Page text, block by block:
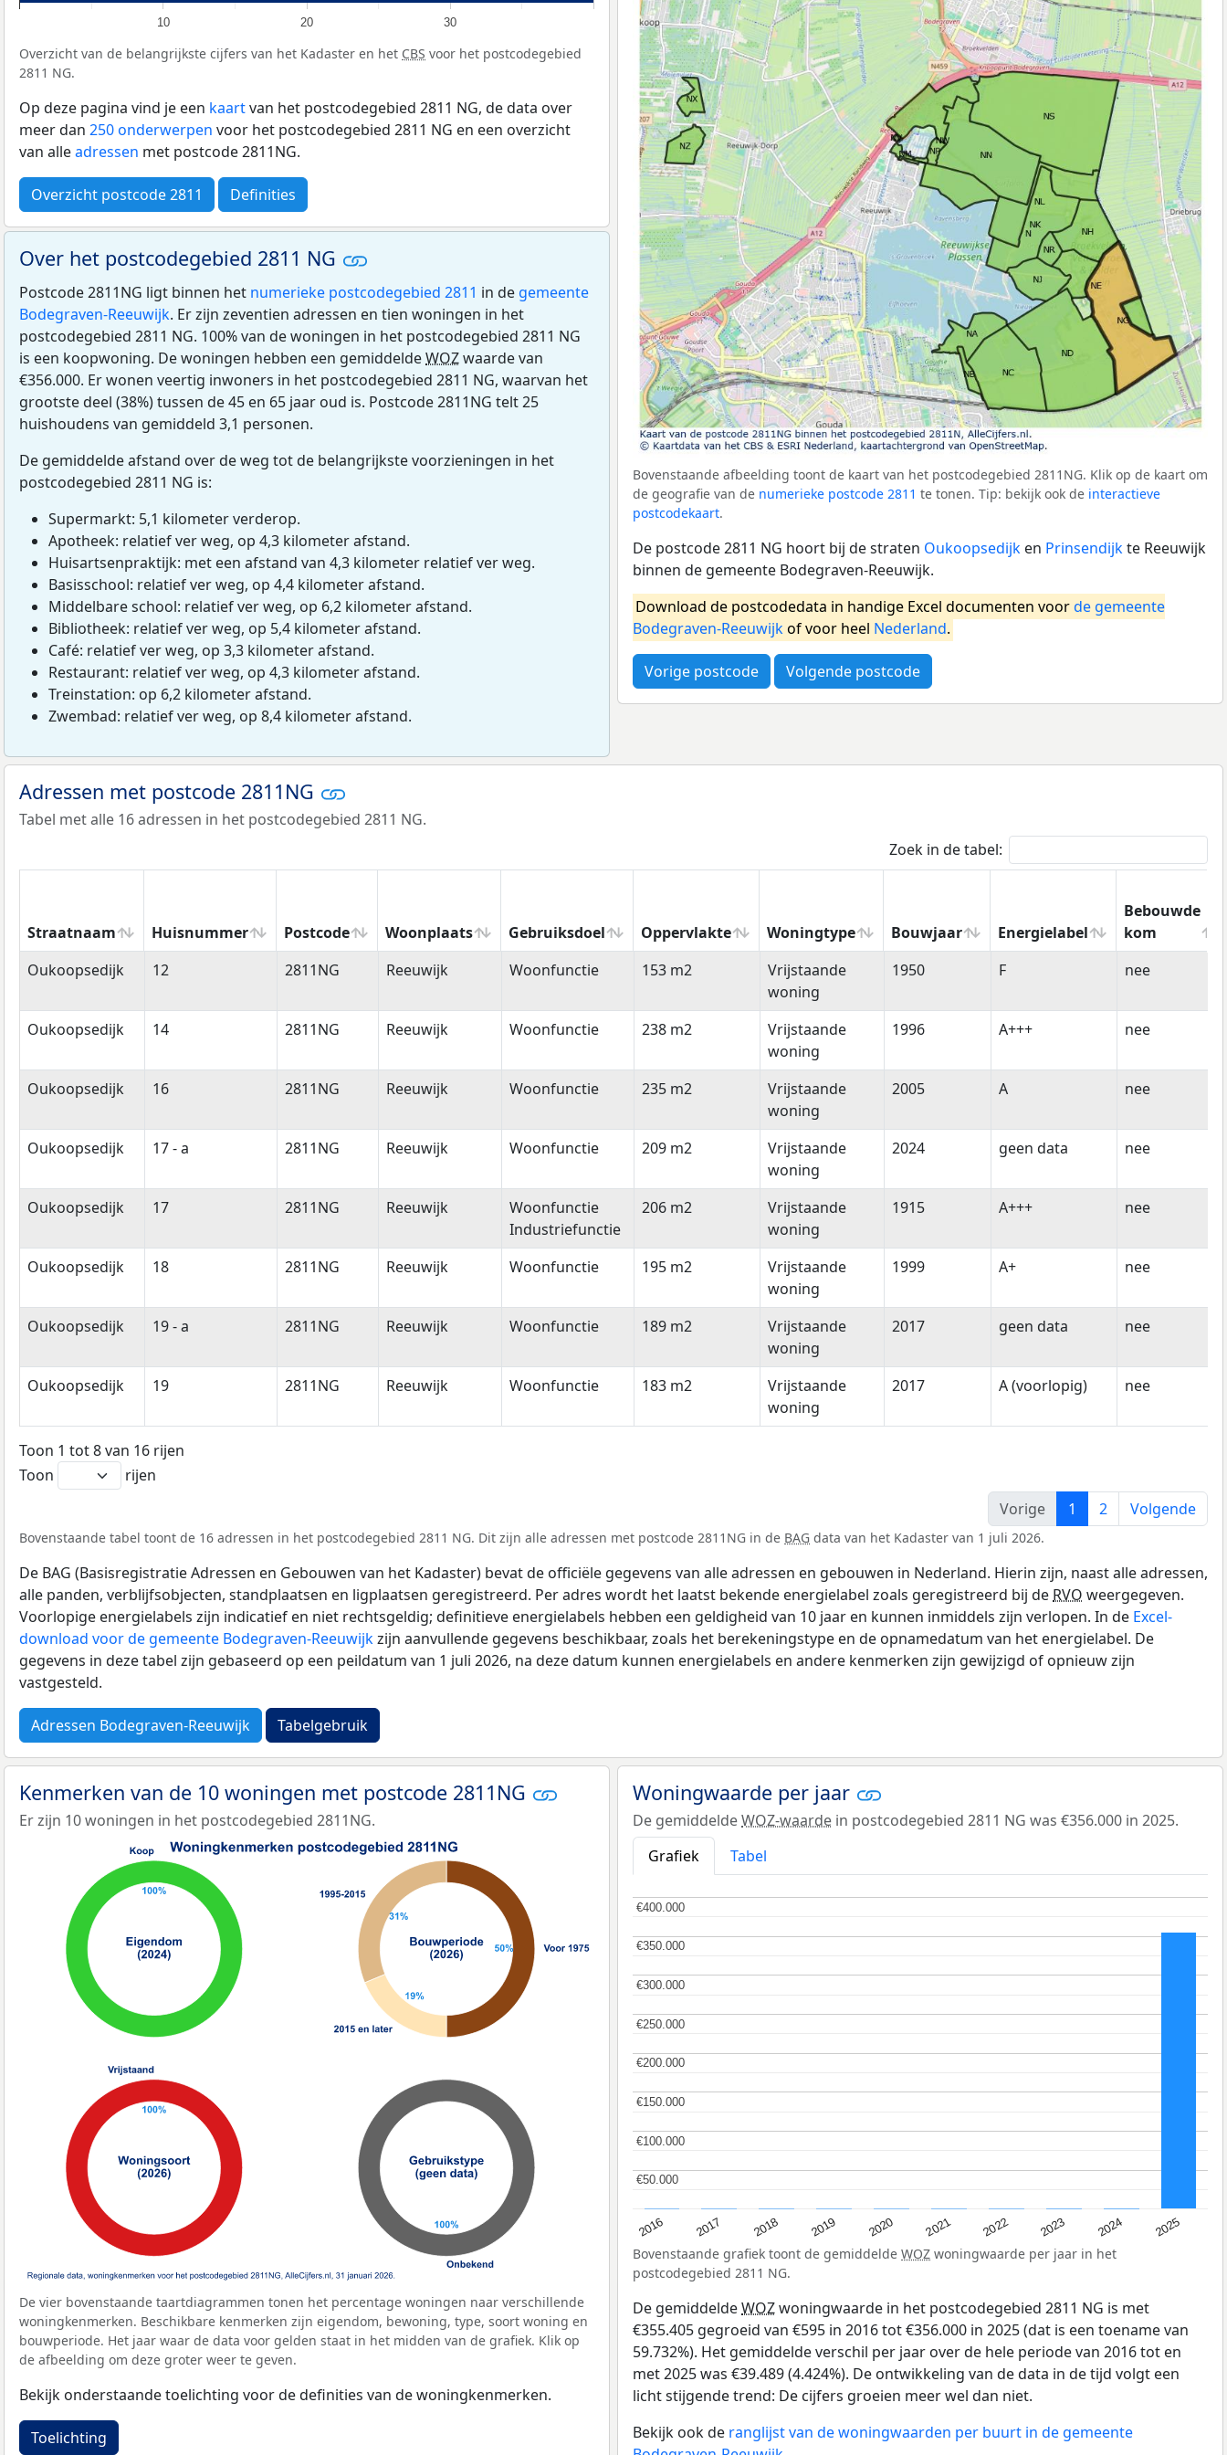
10 20 30
Overzicht van de belangrijkste cijfers van het Kadaster en het CBS voor het postcodegebied
2811 NG.
Op deze pagina vind je een kaartvan het postcodegebied 2811 NG, de data over
meer dan 250 onderwerpen voor het postcodegebied 2811 NG en een overzicht
van alleadressen met postcode 2811NG.
Overzicht postcode 2811 Definities
Over het postcodegebied 2811 NG
Postcode 2811NG ligt binnen het numerieke postcodegebied 2811 in de gemeente
Bodegraven-Reeuwijk. Er zijn zeventien adressen en tien woningen in het
postcodegebied 2811 NG. 100% van de woningen in het postcodegebied 2811 NG
is een koopwoning. De woningen hebben een gemiddeldeWOZwaarde van
€356.000. Er wonen veertig inwoners in het postcodegebied 2811 NG, waarvan het
grootste deel (38%) tussen de 45 en 65 jaar oud is. Postcode 2811NG telt 25
huishoudens van gemiddeld 3,1 personen.
De gemiddelde afstand over de weg tot de belangrijkste voorzieningen in het
postcodegebied 2811 NG is:
Supermarkt: 5,1 kilometer verderop.
Apotheek: relatief ver weg, op 4,3 kilometer afstand.
Huisartsenpraktijk: met een afstand van 4,3 kilometer relatief ver weg.
Basisschool: relatief ver weg, op 4,4 kilometer afstand.
Middelbare school: relatief ver weg, op 6,2 kilometer afstand.
Bibliotheek: relatief ver weg, op 5,4 kilometer afstand.
Café: relatief ver weg, op 3,3 kilometer afstand.
Restaurant: relatief ver weg, op 4,3 kilometer afstand.
Treinstation: op 6,2 kilometer afstand.
Zwembad: relatief ver weg, op 8,4 kilometer afstand.
Bovenstaande afbeelding toont de kaart van het postcodegebied 2811NG. Klik op de kaart om
de geografie van de numerieke postcode 2811 te tonen. Tip: bekijk ook de interactieve
postcodekaart.
De postcode 2811 NG hoort bij de straten Oukoopsedijk en Prinsendijkte Reeuwijk
binnen de gemeente Bodegraven-Reeuwijk.
Download de postcodedata in handige Excel documenten voorde gemeente
Bodegraven-Reeuwijkof voor heel Nederland.
Vorige postcode Volgende postcode
Adressen met postcode 2811NG
Tabel met alle 16 adressen in het postcodegebied 2811 NG.
Zoek in de tabel:
Straatnaam Huisnummer Postcode Woonplaats Gebruiksdoel Oppervlakte Woningtype Bouwjaar Energielabel
Bebouwde
kom
Straatnaam
Huisnummer Postcode Woonplaats Gebruiksdoel Oppervlakte Woningtype Bouwjaar Energielabel
Bebouwde
Oukoopsedijk 12 2811NG Reeuwijk Woonfunctie 153 m2
Vrijstaande
woning
1950 F nee
Oukoopsedijk 14 2811NG Reeuwijk Woonfunctie 238 m2
Vrijstaande
woning
1996 A+++ nee
Oukoopsedijk 16 2811NG Reeuwijk Woonfunctie 235 m2
Vrijstaande
woning
2005 A nee
Oukoopsedijk 17 - a 2811NG Reeuwijk Woonfunctie 209 m2
Vrijstaande
woning
2024 geen data nee
Oukoopsedijk 17 2811NG Reeuwijk
Woonfunctie
Industriefunctie
206 m2
Vrijstaande
woning
1915 A+++ nee
Oukoopsedijk 18 2811NG Reeuwijk Woonfunctie 195 m2
Vrijstaande
woning
1999 A+ nee
Oukoopsedijk 19 - a 2811NG Reeuwijk Woonfunctie 189 m2
Vrijstaande
woning
2017 geen data nee
Oukoopsedijk 19 2811NG Reeuwijk Woonfunctie 183 m2
Vrijstaande
woning
2017 A (voorlopig) nee
Toon 1 tot 8 van 16 rijen
Toon
rijen
Vorige
1 2 Volgende
Bovenstaande tabel toont de 16 adressen in het postcodegebied 2811 NG. Dit zijn alle adressen met postcode 2811NG in de BAG data van het Kadaster van 1 juli 2026.
De BAG (Basisregistratie Adressen en Gebouwen van het Kadaster) bevat de officiële gegevens van alle adressen en gebouwen in Nederland. Hierin zijn, naast alle adressen,
alle panden, verblijfsobjecten, standplaatsen en ligplaatsen geregistreerd. Per adres wordt het laatst bekende energielabel zoals geregistreerd bij de RVO weergegeven.
Voorlopige energielabels zijn indicatief en niet rechtsgeldig; definitieve energielabels hebben een geldigheid van 10 jaar en kunnen inmiddels zijn verlopen. In de Excel-
download voor de gemeente Bodegraven-Reeuwijkzijn aanvullende gegevens beschikbaar, zoals het berekeningstype en de opnamedatum van het energielabel. De
gegevens in deze tabel zijn gebaseerd op een peildatum van 1 juli 2026, na deze datum kunnen energielabels en andere kenmerken zijn gewijzigd of opnieuw zijn
vastgesteld.
Adressen Bodegraven-Reeuwijk Tabelgebruik
Kenmerken van de 10 woningen met postcode 2811NG
Er zijn 10 woningen in het postcodegebied 2811NG.
De vier bovenstaande taartdiagrammen tonen het percentage woningen naar verschillende
woningkenmerken. Beschikbare kenmerken zijn eigendom, bewoning, type, soort woning en
bouwperiode. Het jaar waar de data voor gelden staat in het midden van de grafiek. Klik op
de afbeelding om deze groter weer te geven.
Bekijk onderstaande toelichting voor de definities van de woningkenmerken.
Toelichting
Woningwaarde per jaar
De gemiddeldeWOZ-waarde in postcodegebied 2811 NG was €356.000 in 2025.
Grafiek
Tabel
2016 2017 2018 2019 2020 2021 2022 2023 2024 2025
€50.000
€50.000
€100.000
€100.000
€150.000
€150.000
€200.000
€200.000
€250.000
€250.000
€300.000
€300.000
€350.000
€350.000
€400.000
€400.000
Bovenstaande grafiek toont de gemiddelde WOZ woningwaarde per jaar in het
postcodegebied 2811 NG.
De gemiddeldeWOZwoningwaarde in het postcodegebied 2811 NG is met
€355.405 gegroeid van €595 in 2016 tot €356.000 in 2025 (dat is een toename van
59.732%). Het gemiddelde verschil per jaar over de hele periode van 2016 tot en
met 2025 was €39.489 (4.424%). De ontwikkeling van de data in de tijd volgt een
licht stijgende trend: De cijfers groeien meer wel dan niet.
Bekijk ook de ranglijst van de woningwaarden per buurt in de gemeente